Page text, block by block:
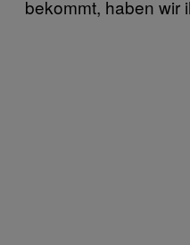
bekommt, haben wir